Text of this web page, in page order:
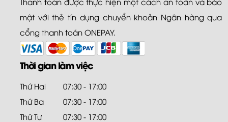
mật với thẻ tín dụng chuyển khoản Ngân hàng qua
cổng thanh toán ONEPAY.
Thời gian làm việc
Thứ Hai
07:30 - 17:00
Thứ Ba
07:30 - 17:00
Thứ Tư
07:30 - 17:00